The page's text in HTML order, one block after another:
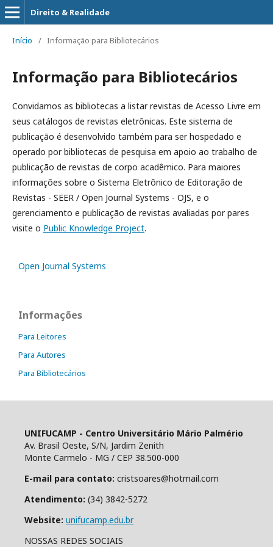
Direito & Realidade
Início / Informação para Bibliotecários
Informação para Bibliotecários
Convidamos as bibliotecas a listar revistas de Acesso Livre em
seus catálogos de revistas eletrônicas. Este sistema de
publicação é desenvolvido também para ser hospedado e
operado por bibliotecas de pesquisa em apoio ao trabalho de
publicação de revistas de corpo acadêmico. Para maiores
informações sobre o Sistema Eletrônico de Editoração de
Revistas - SEER / Open Journal Systems - OJS, e o
gerenciamento e publicação de revistas avaliadas por pares
visite o Public Knowledge Project.
Open Journal Systems
Informações
Para Leitores
Para Autores
Para Bibliotecários
UNIFUCAMP - Centro Universitário Mário Palmério
Av. Brasil Oeste, S/N, Jardim Zenith
Monte Carmelo - MG / CEP 38.500-000
E-mail para contato: cristsoares@hotmail.com
Atendimento: (34) 3842-5272
Website: unifucamp.edu.br
NOSSAS REDES SOCIAIS